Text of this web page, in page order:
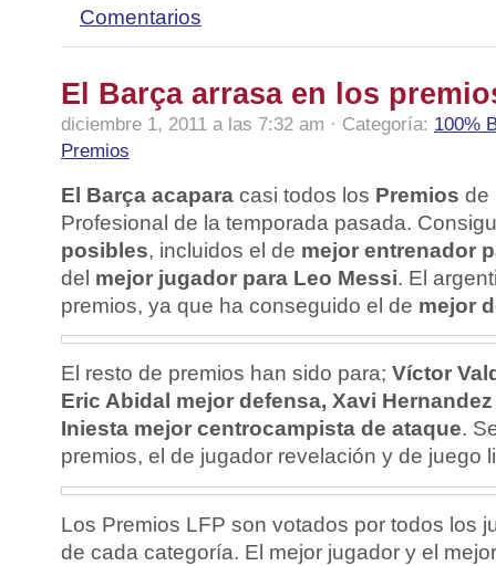
Comentarios
El Barça arrasa en los
diciembre 1, 2011 a las 7:32 am · Categoría: 100%
Premios
El Barça acapara casi todos los Premios de
Profesional de la temporada pasada.
posibles, incluidos el de mejor entrenador
del mejor jugador para Leo Messi. El
premios, ya que ha conseguido el de mejor
El resto de premios han sido para; Víctor
Eric Abidal mejor defensa, Xavi
Iniesta mejor centrocampista de ataque.
premios, el de jugador revelación y de juego
Los Premios LFP son votados por todos los
de cada categoría. El mejor jugador y el